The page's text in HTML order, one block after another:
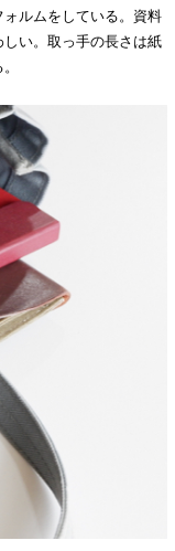
ルムをしている。資料
い。取っ手の長さは紙